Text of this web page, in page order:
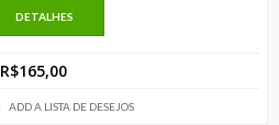
DETALHES
R$165,00
ADD A LISTA DE DESEJOS